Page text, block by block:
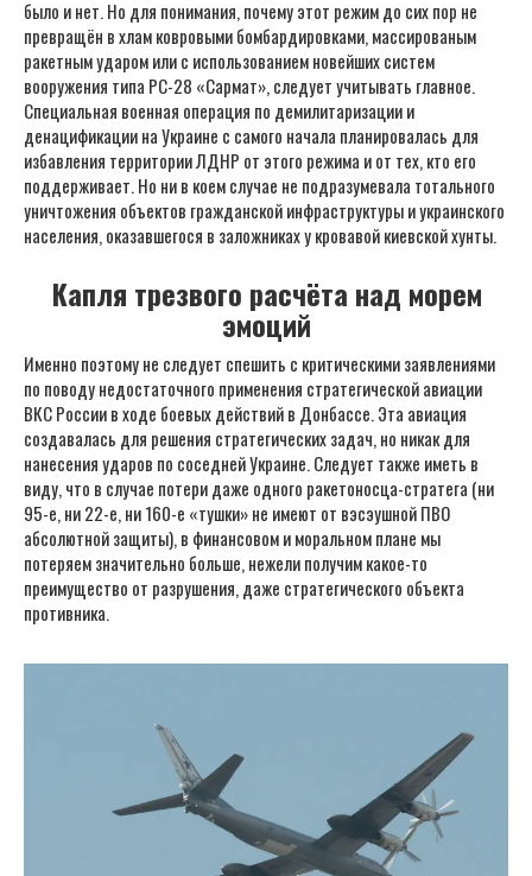
было и нет. Но для понимания, почему этот режим до сих пор не
превращён в хлам ковровыми бомбардировками, массированым
ракетным ударом или с использованием новейших систем
вооружения типа РС-28 «Сармат», следует учитывать главное.
Специальная военная операция по демилитаризации и
денацификации на Украине с самого начала планировалась для
избавления территории ЛДНР от этого режима и от тех, кто его
поддерживает. Но ни в коем случае не подразумевала тотального
уничтожения объектов гражданской инфраструктуры и украинского
населения, оказавшегося в заложниках у кровавой киевской хунты.
Капля трезвого расчёта над морем
эмоций
Именно поэтому не следует спешить с критическими заявлениями
по поводу недостаточного применения стратегической авиации
ВКС России в ходе боевых действий в Донбассе. Эта авиация
создавалась для решения стратегических задач, но никак для
нанесения ударов по соседней Украине. Следует также иметь в
виду, что в случае потери даже одного ракетоносца-стратега (ни
95-е, ни 22-е, ни 160-е «тушки» не имеют от вэсэушной ПВО
абсолютной защиты), в финансовом и моральном плане мы
потеряем значительно больше, нежели получим какое-то
преимущество от разрушения, даже стратегического объекта
противника.